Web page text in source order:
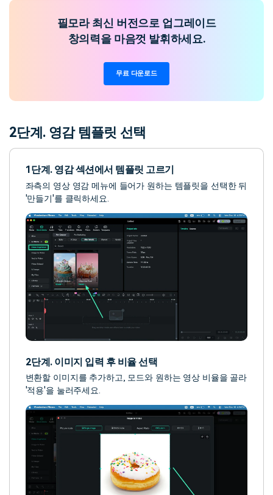
필모라 최신 버전으로 업그레이드
창의력을 마음껏 발휘하세요.
무료 다운로드
2단계. 영감 템플릿 선택
1단계. 영감 섹션에서 템플릿 고르기
좌측의 영상 영감 메뉴에 들어가 원하는 템플릿을 선택한 뒤
'만들기'를 클릭하세요.
2단계. 이미지 입력 후 비율 선택
변환할 이미지를 추가하고, 모드와 원하는 영상 비율을 골라
'적용'을 눌러주세요.